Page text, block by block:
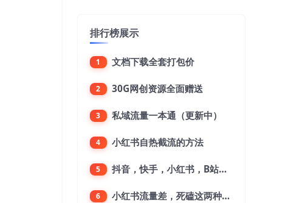
排行榜展示
1 文档下载全套打包价
2 30G网创资源全面赠送
3 私域流量一本通（更新中）
4 小红书自热截流的方法
5 抖音，快手，小红书，B站，微博，微信公众号，微信视频号。每一个平台，都是不一样的机会，对应不一样的赚钱思路
6 小红书流量差，死磕这两种笔记就好